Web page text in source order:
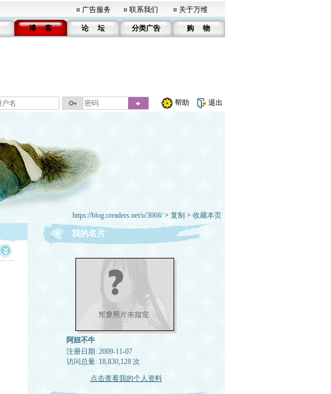
广告服务 联系我们 关于万维
博 客 论 坛 分类广告 购 物
帮助 退出
https://blog.creaders.net/u/3068/> 复制 > 收藏本页
我的名片
阿妞不牛
注册日期: 2009-11-07
访问总量: 18,830,128 次
点击查看我的个人资料